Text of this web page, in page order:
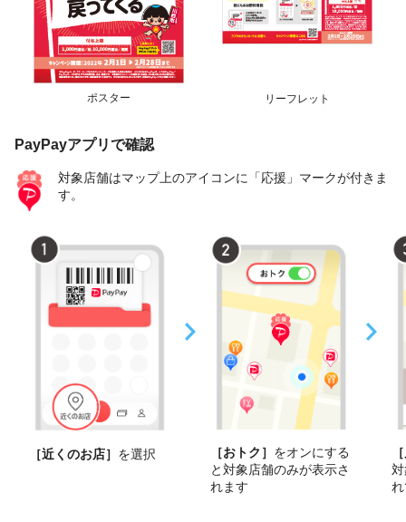
ポスター リーフレット
PayPayアプリで確認
対象店舗はマップ上のアイコンに「応援」マークが付きま
す。
［近くのお店］ を選択 ［おトク］ をオンにする
と対象店舗のみが表示さ
れます